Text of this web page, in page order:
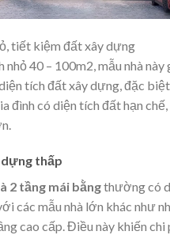
tiết kiệm đất xây dựng
40 – 100m2, mẫu nhà
tích đất xây dựng, đặc
đình có diện tích đất hạn
dựng thấp
2 tầng mái bằngthường có
các mẫu nhà lớn khác như
cao cấp. Điều này khiến chi